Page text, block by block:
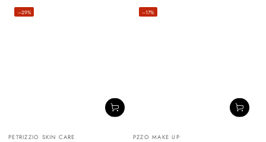
BEIGEBEIGE
Vendedor:
PETRIZZIO SKIN CARE
–29%
Vendedor:
PZZO MAKE UP
–17%